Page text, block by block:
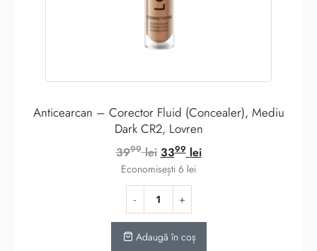
Anticearcan – Corector Fluid (Concealer), Mediu
Dark CR2, Lovren
3999 lei Prețul
inițial
a
fost:
3999 lei.
3399 leiPrețul
Economisești 6 lei
Adaugă în coș